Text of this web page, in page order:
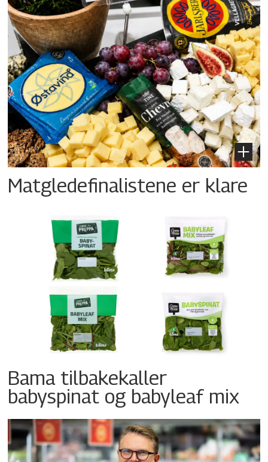
Matgledefinalistene er klare
Bama tilbakekaller
babyspinat og babyleaf mix